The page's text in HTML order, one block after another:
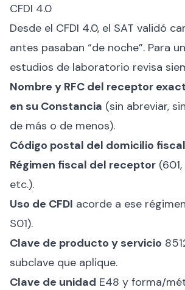
CFDI 4.0
Desde el CFDI 4.0, el SAT validó
antes pasaban “de noche”. Para
estudios de laboratorio revisa
Nombre y RFC del receptor
en su Constancia (sin abreviar, sin
de más o de menos).
Código postal del domicilio fiscal
Régimen fiscal del receptor
etc.).
Uso de CFDI acorde a ese
S01).
Clave de producto y servicio
subclave que aplique.
Clave de unidad E48 y forma/